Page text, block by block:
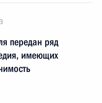
передан ряд
имеющих